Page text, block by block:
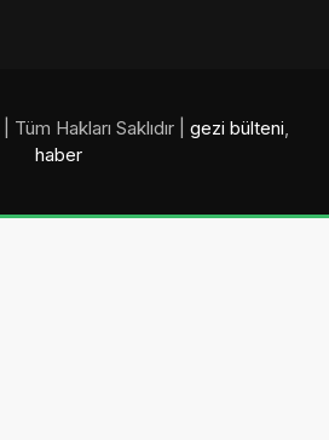
| Tüm Hakları Saklıdır | gezi bülteni,
haber